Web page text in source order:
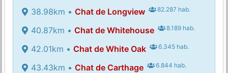
38.98km • Chat de Longview 82.287 hab.
40.87km • Chat de Whitehouse 8.189 hab.
42.01km • Chat de White Oak 6.345 hab.
43.43km • Chat de Carthage 6.844 hab.